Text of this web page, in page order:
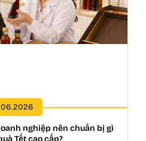
nghiệp nên chuẩn bị gì